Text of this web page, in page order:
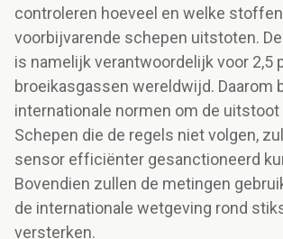
controleren hoeveel en welke stoffen
voorbijvarende schepen uitstoten.
is namelijk verantwoordelijk voor 2,5
broeikasgassen wereldwijd. Daarom
internationale normen om de uitstoot
Schepen die de regels niet volgen,
sensor efficiënter gesanctioneerd
Bovendien zullen de metingen
de internationale wetgeving rond
versterken.